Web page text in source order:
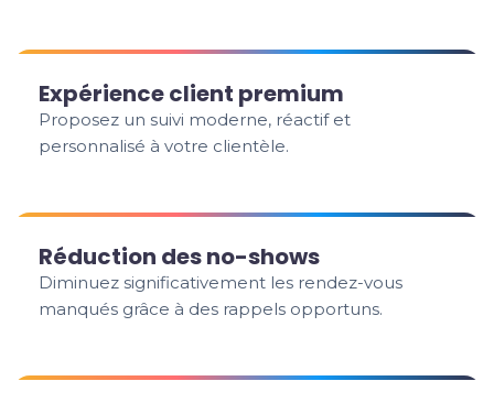
Expérience client premium
Proposez un suivi moderne, réactif et
personnalisé à votre clientèle.
Réduction des no-shows
Diminuez significativement les rendez-vous
manqués grâce à des rappels opportuns.